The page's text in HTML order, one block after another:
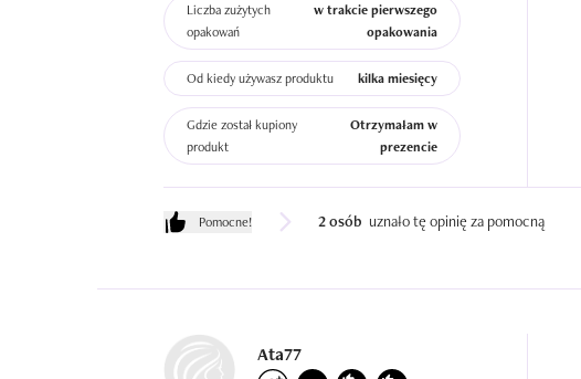
Liczba zużytych
opakowań
w trakcie pierwszego
opakowania
Od kiedy używasz produktu kilka miesięcy
Gdzie został kupiony
produkt
Otrzymałam w
prezencie
Pomocne! 2 osób uznało tę opinię za pomocną
Ata77